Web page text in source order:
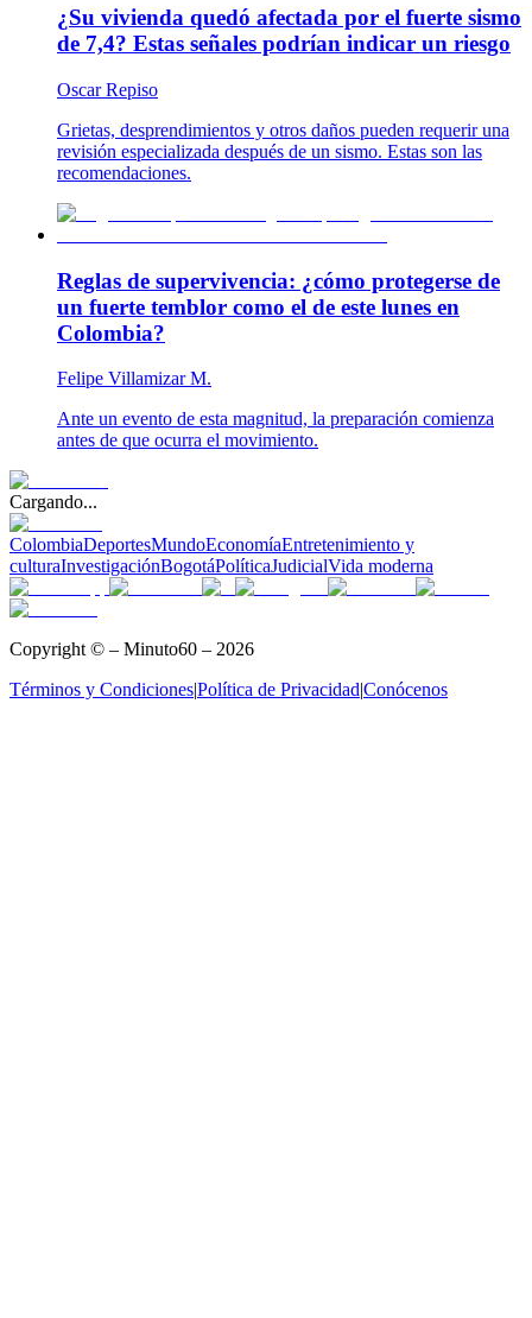
¿Su vivienda quedó afectada por el fuerte sismo
de 7,4? Estas señales podrían indicar un riesgo
Oscar Repiso
Grietas, desprendimientos y otros daños pueden requerir una
revisión especializada después de un sismo. Estas son las
recomendaciones.
Reglas de supervivencia: ¿cómo protegerse de
un fuerte temblor como el de este lunes en
Colombia?
Felipe Villamizar M.
Ante un evento de esta magnitud, la preparación comienza
antes de que ocurra el movimiento.
Cargando...
ColombiaDeportesMundoEconomíaEntretenimiento y
culturaInvestigaciónBogotáPolíticaJudicialVida moderna
Copyright © – Minuto60 – 2026
Términos y Condiciones|Política de Privacidad|Conócenos